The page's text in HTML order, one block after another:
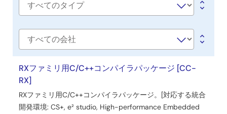
ア
／
ツ
ー
ル
Software
社
名
RXファミリ用C/C++コンパイラパッケージ [CC-
RX]
RXファミリ用C/C++コンパイラパッケージ。[対応する統合
開発環境: CS+, e² studio, High-performance Embedded